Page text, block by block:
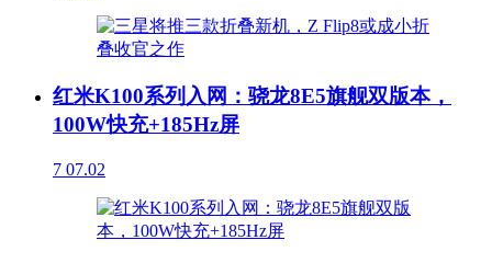
红米K100系列入网：骁龙8E5旗舰双版本，
100W快充+185Hz屏
7 07.02